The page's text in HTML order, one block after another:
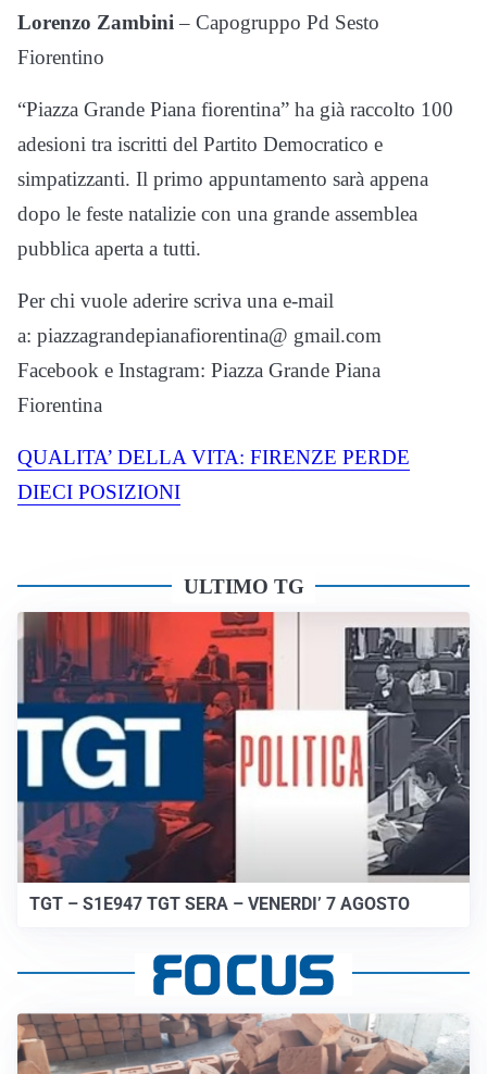
Lorenzo Zambini – Capogruppo Pd Sesto
Fiorentino
“Piazza Grande Piana fiorentina” ha già raccolto 100
adesioni tra iscritti del Partito Democratico e
simpatizzanti. Il primo appuntamento sarà appena
dopo le feste natalizie con una grande assemblea
pubblica aperta a tutti.
Per chi vuole aderire scriva una e-mail
a: piazzagrandepianafiorentina@ gmail.com
Facebook e Instagram: Piazza Grande Piana
Fiorentina
QUALITA’ DELLA VITA: FIRENZE PERDE
DIECI POSIZIONI
ULTIMO TG
TGT – S1E947 TGT SERA – VENERDI’ 7 AGOSTO